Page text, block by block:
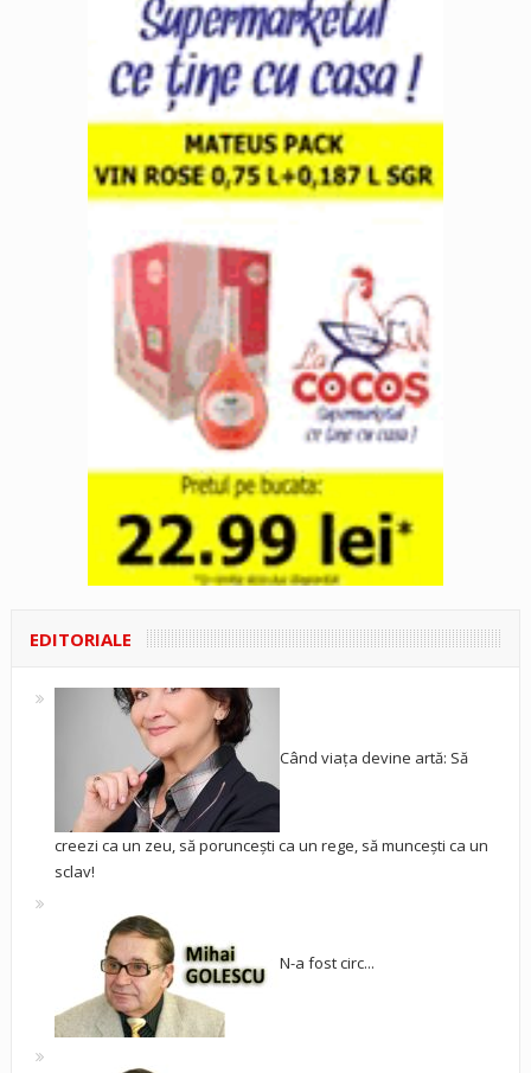
EDITORIALE
Când viața devine artă: Să
creezi ca un zeu, să poruncești ca un rege, să muncești ca un
sclav!
N-a fost circ...